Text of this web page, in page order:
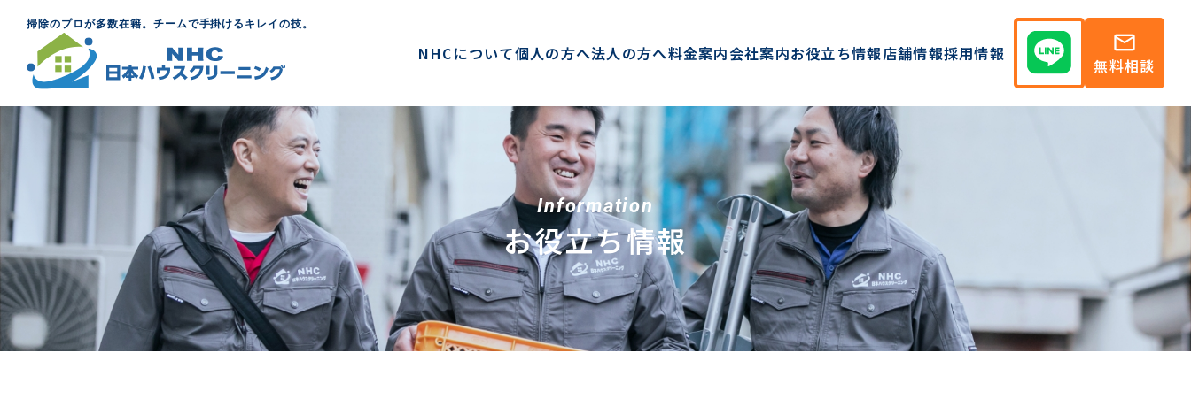
掃除のプロが多数在籍。チームで手掛けるキレイの技。
NHCについて個人の方へ法人の方へ料金案内会社案内お役立ち情報店舗情報採用情報 mail
無料相談
Information
お役立ち情報